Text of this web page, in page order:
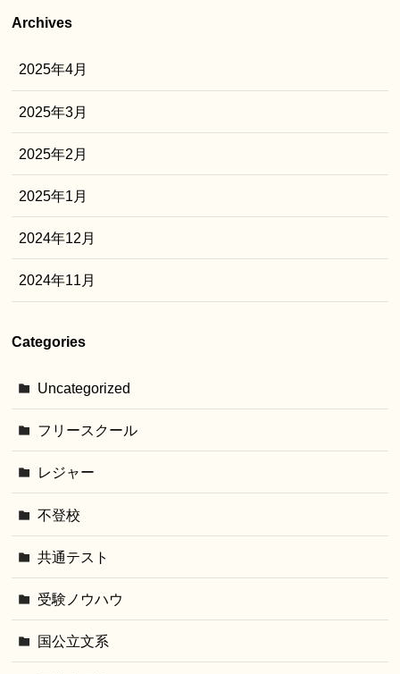
Archives
2025年4月
2025年3月
2025年2月
2025年1月
2024年12月
2024年11月
Categories
Uncategorized
フリースクール
レジャー
不登校
共通テスト
受験ノウハウ
国公立文系